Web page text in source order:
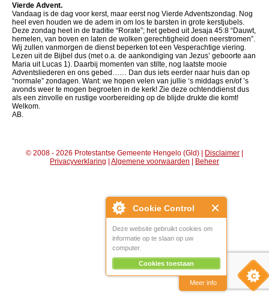
Cookie Control
Deze website gebruikt cookies om
informatie op te slaan op uw
computer.
Cookies toestaan
Meer info
Vierde Advent.
Vandaag is de dag voor kerst, maar eerst nog Vierde Adventszondag. Nog
heel even houden we de adem in om los te barsten in grote kerstjubels.
Deze zondag heet in de traditie “Rorate”; het gebed uit Jesaja 45:8 “Dauwt,
hemelen, van boven en laten de wolken gerechtigheid doen neerstromen”.
Wij zullen vanmorgen de dienst beperken tot een Vesperachtige viering.
Lezen uit de Bijbel dus (met o.a. de aankondiging van Jezus’ geboorte aan
Maria uit Lucas 1). Daarbij momenten van stilte, nog laatste mooie
Adventsliederen en ons gebed…… Dan dus iets eerder naar huis dan op
“normale” zondagen. Want: we hopen velen van jullie ‘s middags en/of ’s
avonds weer te mogen begroeten in de kerk! Zie deze ochtenddienst dus
als een zinvolle en rustige voorbereiding op de blijde drukte die komt!
Welkom.
AB.
© 2008 - 2026 Protestantse Gemeente Hengelo (Gld) | Disclaimer |
Privacyverklaring | Algemene voorwaarden | Beheer